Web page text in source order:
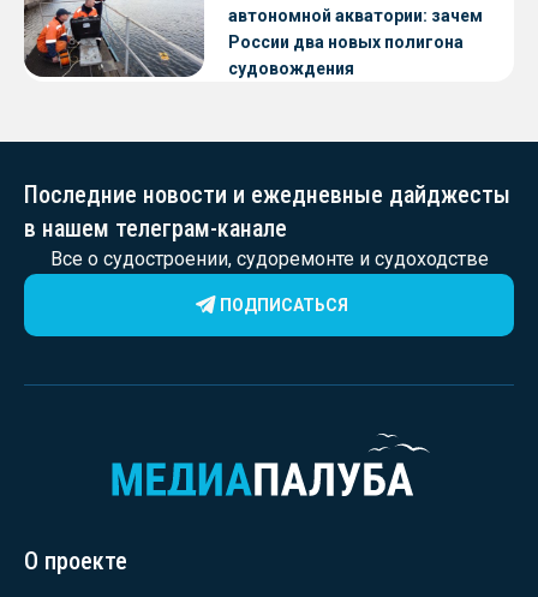
автономной акватории: зачем
России два новых полигона
судовождения
Последние новости и ежедневные дайджесты
в нашем телеграм-канале
Все о судостроении, судоремонте и судоходстве
ПОДПИСАТЬСЯ
О проекте